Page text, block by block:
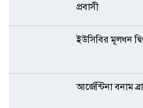
প্রবাসী
ইউসিবির মূলধন
আর্জেন্টিনা বনাম